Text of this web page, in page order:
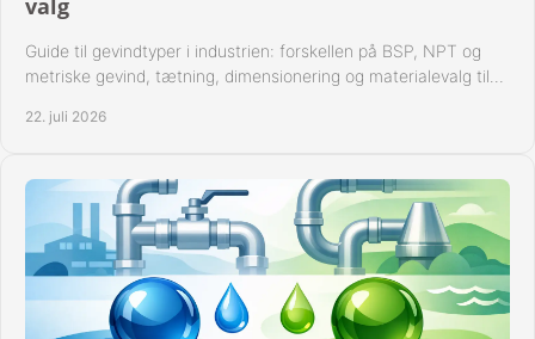
valg
Guide til gevindtyper i industrien: forskellen på BSP, NPT og
metriske gevind, tætning, dimensionering og materialevalg til
22. juli 2026